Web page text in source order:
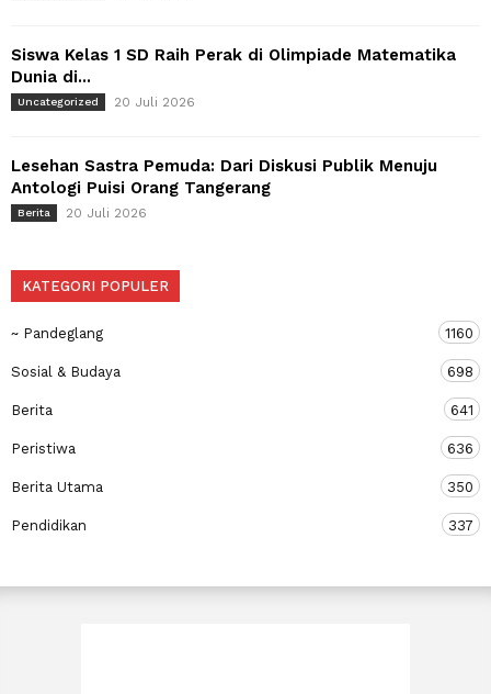
Siswa Kelas 1 SD Raih Perak di Olimpiade Matematika
Dunia di...
Uncategorized 20 Juli 2026
Lesehan Sastra Pemuda: Dari Diskusi Publik Menuju
Antologi Puisi Orang Tangerang
Berita 20 Juli 2026
KATEGORI POPULER
~ Pandeglang 1160
Sosial & Budaya 698
Berita 641
Peristiwa 636
Berita Utama 350
Pendidikan 337